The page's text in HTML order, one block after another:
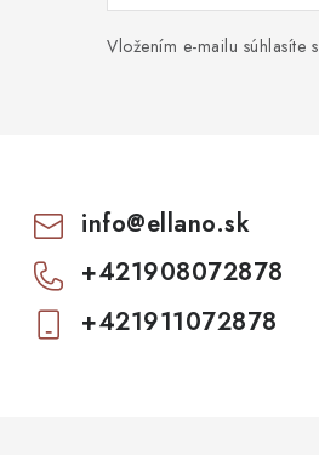
Vložením e-mailu súhlasíte s
info@ellano.sk
+421908072878
+421911072878